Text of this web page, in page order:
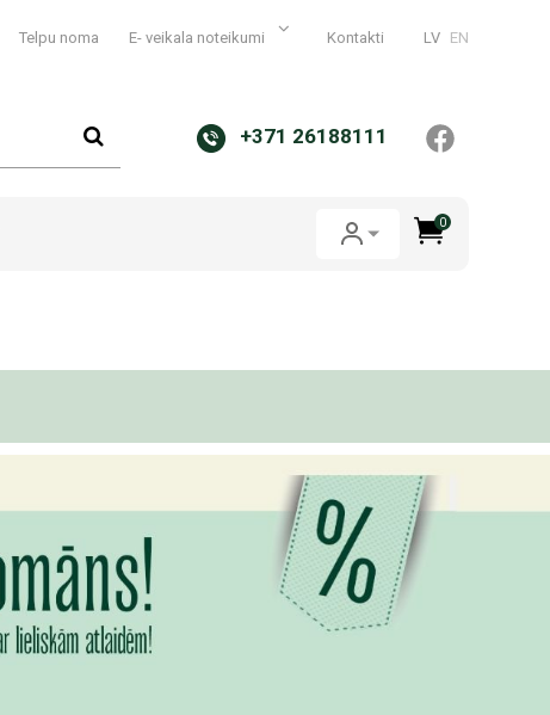
Telpu noma E- veikala noteikumi Kontakti LV EN
+371 26188111
0